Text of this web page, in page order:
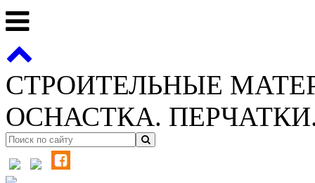
СТРОИТЕЛЬНЫЕ
ОСНАСТКА.